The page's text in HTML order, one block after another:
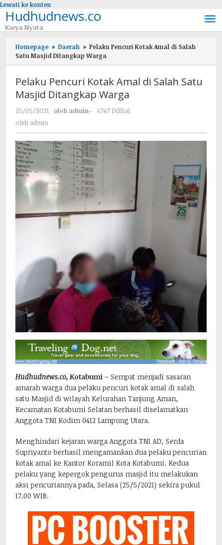
Lewati ke konten
Hudhudnews.co
Karya Nyata
Homepage » Daerah » Pelaku Pencuri Kotak Amal di Salah
Satu Masjid Ditangkap Warga
Pelaku Pencuri Kotak Amal di Salah Satu
Masjid Ditangkap Warga
25/05/2021 oleh admin-
6747 Dilihat
oleh admin
Hudhudnews.co, Kotabumi – Sempat menjadi sasaran
amarah warga dua pelaku pencuri kotak amal di salah
satu Masjid di wilayah Kelurahan Tanjung Aman,
Kecamatan Kotabumi Selatan berhasil diselamatkan
Anggota TNI Kodim 0412 Lampung Utara.
Menghindari kejaran warga Anggota TNI AD, Serda
Supriyanto berhasil mengamankan dua pelaku pencurian
kotak amal ke Kantor Koramil Kota Kotabumi. Kedua
pelaku yang kepergok pengurus masjid itu melakukan
aksi pencuriannya pada, Selasa (25/5/2021) sekira pukul
17.00 WIB.